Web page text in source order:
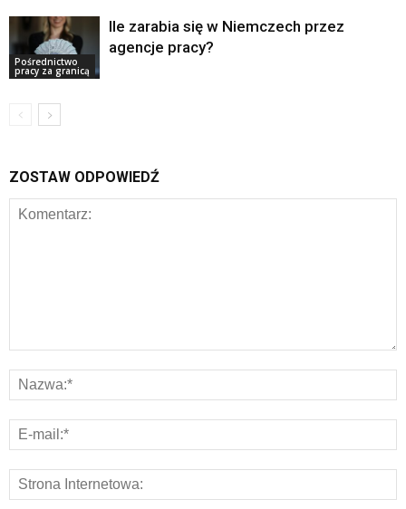
Pośrednictwo
pracy za granicą
Ile zarabia się w Niemczech przez
agencje pracy?
ZOSTAW ODPOWIEDŹ